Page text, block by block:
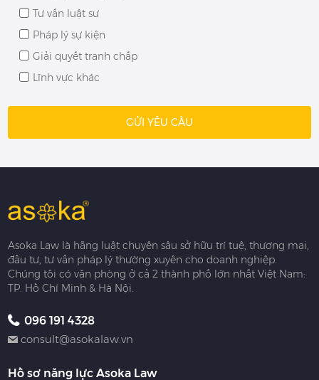
Tư vấn luật sư
Pháp lý sự kiện
Giải quyết tranh chấp
Lĩnh vực khác
GỬI YÊU CẦU
Asoka Law là hãng luật chuyên sâu sở hữu trí tuệ, thương mại,
đầu tư, tư vấn pháp lý thường xuyên cho doanh nghiệp.
Chúng tôi có văn phòng ở cả 2 thành phố lớn nhất Việt Nam:
TP. Hồ Chí Minh & Hà Nội.
096 191 4328
consult@asokalaw.vn
Hồ sơ năng lực Asoka Law